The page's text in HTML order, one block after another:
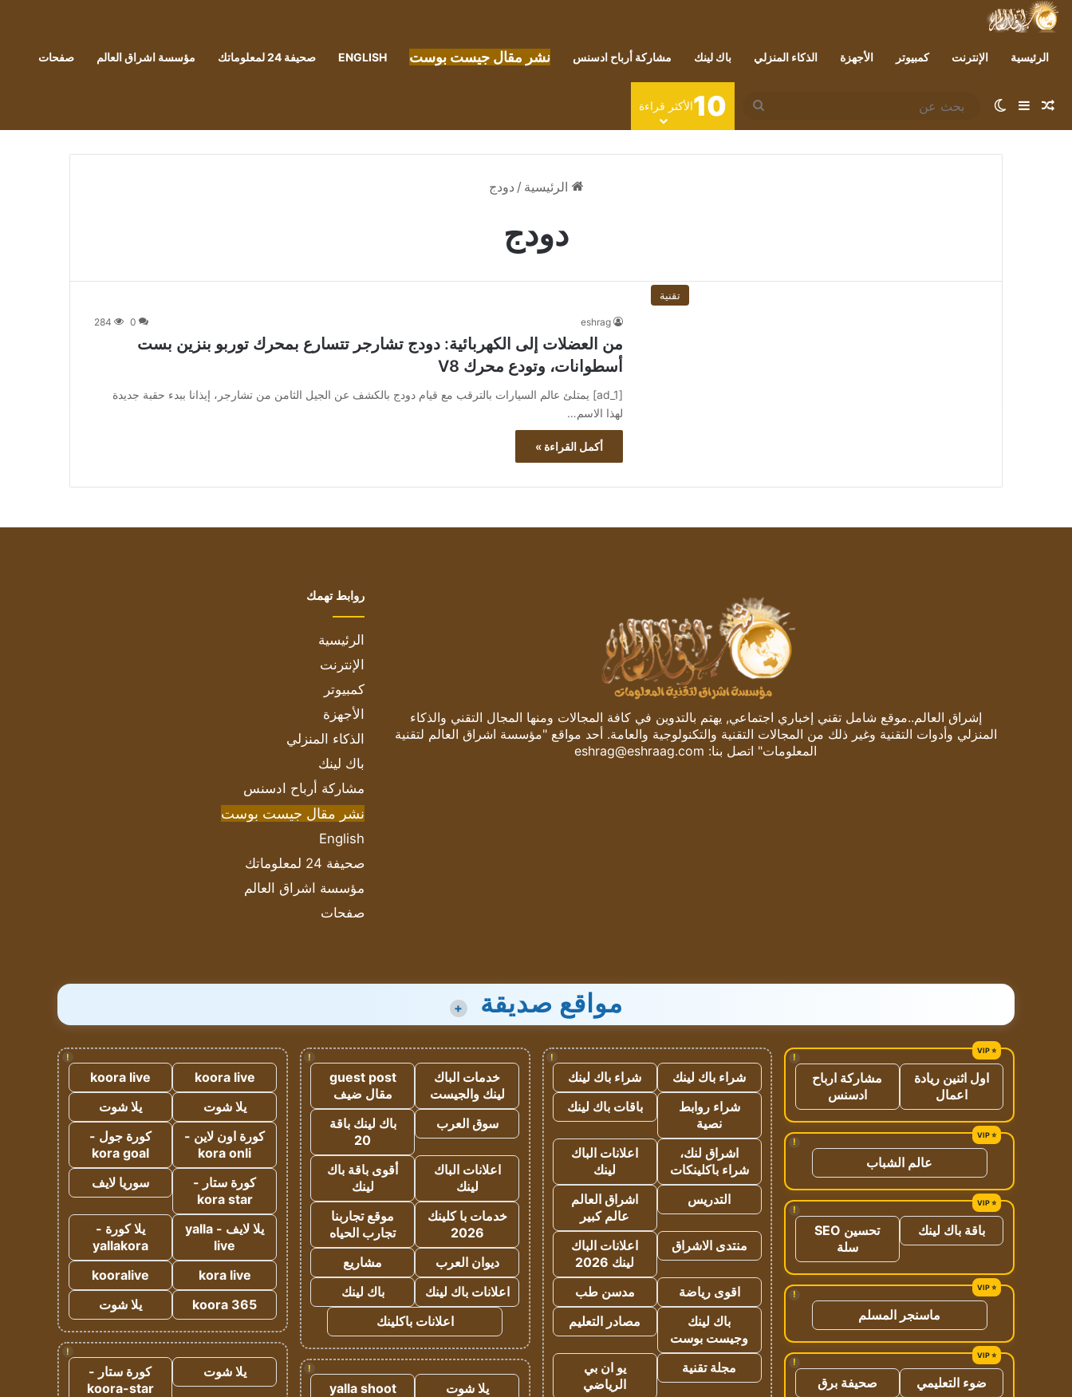
الرئيسية الإنترنت كمبيوتر الأجهزة الذكاء المنزلي باك لينك مشاركة أرباح ادسنس نشر مقال جيست بوست ENGLISH صحيفة 24 لمعلوماتك مؤسسة اشراق العالم صفحات
مقال عشوائي
إضافة عمود جانبي
الوضع المظلم
بحث
عن
10الأكثر قراءة
الرئيسية / دودج
دودج
تقنية
eshrag
0
284
من العضلات إلى الكهربائية: دودج تشارجر تتسارع بمحرك توربو بنزين بست
أسطوانات، وتودع محرك V8
[ad_1] يمتلئ عالم السيارات بالترقب مع قيام دودج بالكشف عن الجيل الثامن من تشارجر، إيذانا ببدء حقبة جديدة
لهذا الاسم…
أكمل القراءة »
إشراق العالم..موقع شامل تقني إخباري اجتماعي, يهتم بالتدوين في كافة المجالات ومنها المجال التقني والذكاء
المنزلي وأدوات التقنية وغير ذلك من المجالات التقنية والتكنولوجية والعامة. أحد مواقع "مؤسسة اشراق العالم لتقنية
المعلومات" اتصل بنا: eshrag@eshraag.com
روابط تهمك
الرئيسية
الإنترنت
كمبيوتر
الأجهزة
الذكاء المنزلي
باك لينك
مشاركة أرباح ادسنس
نشر مقال جيست بوست
English
صحيفة 24 لمعلوماتك
مؤسسة اشراق العالم
صفحات
مواقع صديقة +
!
اول اثنين ريادة
اعمال
مشاركة ارباح
ادسنس
!
عالم الشباب
!
باقة باك لينك
تحسين SEO
سلة
!
ماسنجر المسلم
!
ضوء التعليمي
صحيفة برق
!
شراء باك لينك
شراء باك لينك
شراء روابط
نصية
باقات باك لينك
اشراق لنك،
شراء باكلينكات
اعلانات الباك
لينك
التدريس
اشراق العالم
عالم كبير
منتدى الاشراق
اعلانات الباك
لينك 2026
اقوى رياضة
مدسن طب
باك لينك
وجيست بوست
مصادر التعليم
مجلة تقنية
يو ان بي
الرياضي
!
خدمات الباك
لينك والجيست
guest post
مقال ضيف
سوق العرب
باك لينك باقة
20
اعلانات الباك
لينك
أقوى باقة باك
لينك
خدمات با كلينك
2026
موقع تجاربنا
تجارب الحياه
ديوان العرب
مشاريع
اعلانات باك لينك
باك لينك
اعلانات باكلينك
!
يلا شوت
yalla shoot
!
koora live
koora live
يلا شوت
يلا شوت
كورة اون لاين -
kora onli
كورة جول -
kora goal
كورة ستار -
kora star
سوريا لايف
يلا لايف - yalla
live
يلا كورة -
yallakora
kora live
kooralive
koora 365
يلا شوت
!
يلا شوت
كورة ستار -
koora-star